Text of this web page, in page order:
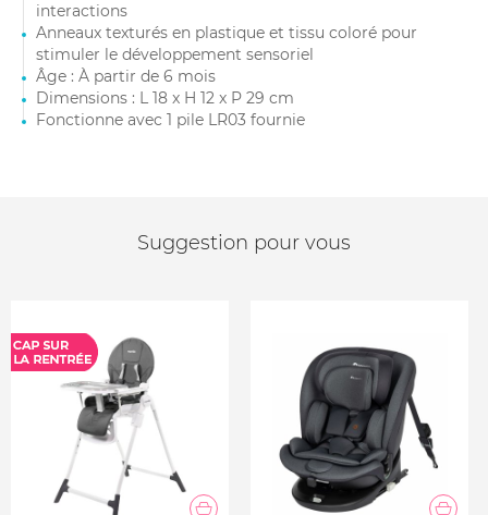
interactions
Anneaux texturés en plastique et tissu coloré pour
stimuler le développement sensoriel
Âge : À partir de 6 mois
Dimensions : L 18 x H 12 x P 29 cm
Fonctionne avec 1 pile LR03 fournie
Suggestion pour vous